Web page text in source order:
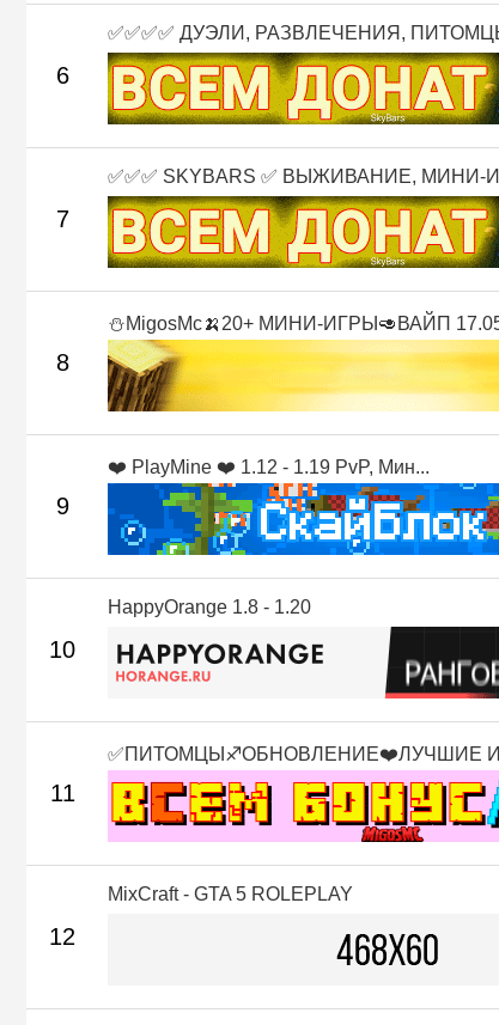
6
✅✅✅✅ ДУЭЛИ, РАЗВЛЕЧЕНИЯ,
7
✅✅✅ SKYBARS ✅ ВЫЖИВАНИЕ, МИНИ-
8
⛄MigosMc🍌20+ МИНИ-ИГРЫ🥑ВАЙП
9
❤️ PlayMine ❤️ 1.12 - 1.19 PvP, Мин...
10
HappyOrange 1.8 - 1.20
11
✅ПИТОМЦЫ♐ОБНОВЛЕНИЕ❤️ЛУЧШИЕ
12
MixCraft - GTA 5 ROLEPLAY